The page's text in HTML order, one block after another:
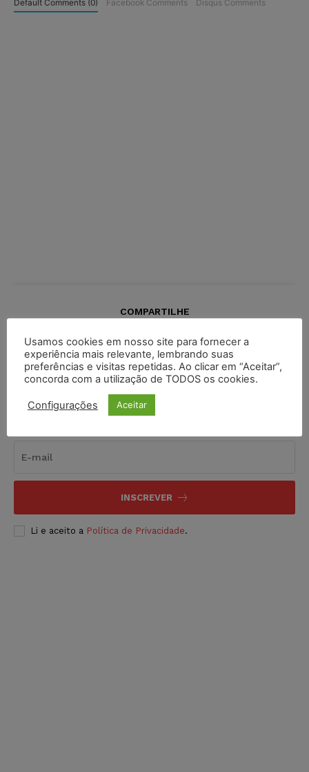
Default Comments (0) Facebook Comments Disqus Comments
COMPARTILHE
INSCREVER
Li e aceito a Política de Privacidade.
Usamos cookies em nosso site para fornecer a
experiência mais relevante, lembrando suas
preferências e visitas repetidas. Ao clicar em “Aceitar”,
concorda com a utilização de TODOS os cookies.
Configurações Aceitar